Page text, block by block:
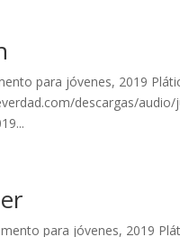
para jóvenes, 2019
descargas/
para jóvenes, 2019